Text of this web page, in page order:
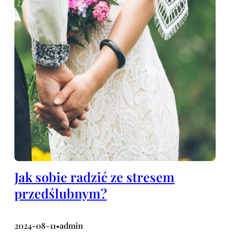
Jak sobie radzić ze stresem
przedślubnym?
2024-08-11•admin